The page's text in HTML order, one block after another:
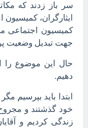
سر باز زدند که
ایثارگران،
کمیسیون اجتماعی
جهت تبدیل وضعیت
حال این موضوع را
دهیم.
ابتدا باید بپرسیم
خود گذشتند و
زندگی کردیم و